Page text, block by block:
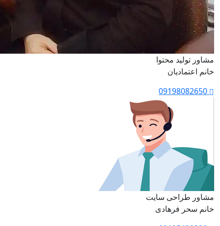
مشاور تولید محتوا
خانم اعتمادیان
مشاور طراحی سایت
خانم سحر فرهادی